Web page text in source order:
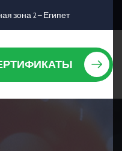
зона 2 — Египет